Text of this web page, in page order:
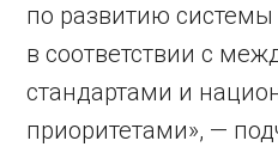
по развитию
в соответствии с
стандартами и
приоритетами», —